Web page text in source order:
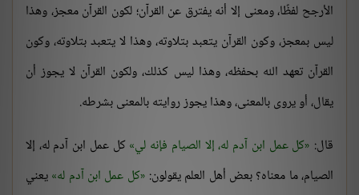
الأرجح لفظًا، ومعنى إلا أنه يفترق عن القرآن؛ لكون القرآن معجز، وهذا
ليس بمعجز، وكون القرآن يتعبد بتلاوته، وهذا لا يتعبد بتلاوته، وكون
القرآن تعهد الله بحفظه، وهذا ليس كذلك، ولكون القرآن لا يجوز أن
يقال، أو يروى بالمعنى، وهذا يجوز روايته بالمعنى بشرطه.
قال: كل عمل ابن آدم له، إلا الصيام فإنه لي كل عمل ابن آدم له، إلا
الصيام، ما معناه؟ بعض أهل العلم يقولون: كل عمل ابن آدم له يعني